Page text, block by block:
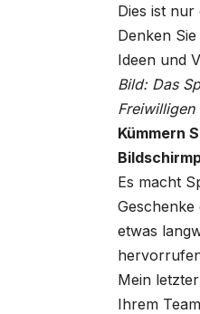
Dies ist
Denken
Ideen und
Bild: Das
Kümmern
Es macht
etwas
Mein
Ihrem